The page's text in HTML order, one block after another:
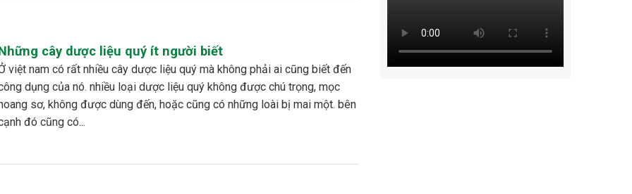
cây dược liệu quý ít người biết
mà không phải ai cũng biết đến
dụng của nó. nhiều loại dược liệu quý không được chú trọng, mọc
sơ, không được dùng đến, hoặc cũng có những loài bị mai một. bên
đó cũng có...